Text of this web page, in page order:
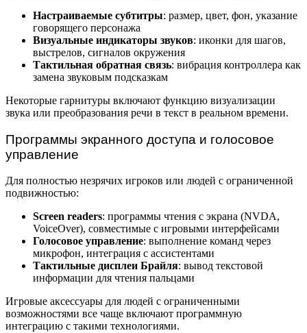
Настраиваемые субтитры: размер, цвет, фон, указание
говорящего персонажа
Визуальные индикаторы звуков: иконки для шагов,
выстрелов, сигналов окружения
Тактильная обратная связь: вибрация контроллера как
замена звуковым подсказкам
Некоторые гарнитуры включают функцию визуализации
звука или преобразования речи в текст в реальном времени.
Программы экранного доступа и голосовое
управление
Для полностью незрячих игроков или людей с ограниченной
подвижностью:
Screen readers: программы чтения с экрана (NVDA,
VoiceOver), совместимые с игровыми интерфейсами
Голосовое управление: выполнение команд через
микрофон, интеграция с ассистентами
Тактильные дисплеи Брайля: вывод текстовой
информации для чтения пальцами
Игровые аксессуары для людей с ограниченными
возможностями все чаще включают программную
интеграцию с такими технологиями.